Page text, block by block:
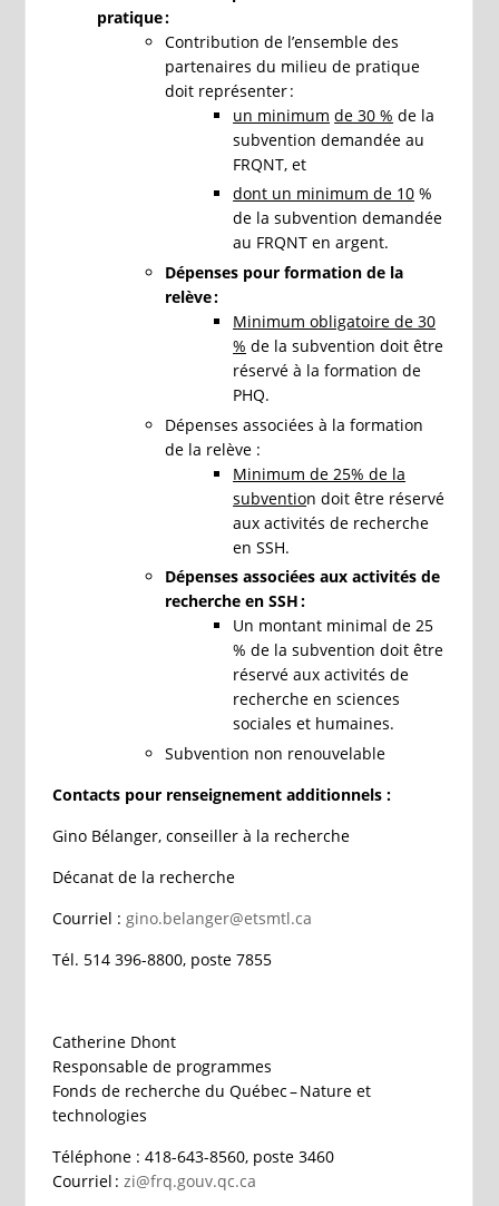
pratique :
Contribution de l’ensemble des
partenaires du milieu de pratique
doit représenter :
un minimum de 30 % de la
subvention demandée au
FRQNT, et
dont un minimum de 10 %
de la subvention demandée
au FRQNT en argent.
Dépenses pour formation de la
relève :
Minimum obligatoire de 30
% de la subvention doit être
réservé à la formation de
PHQ.
Dépenses associées à la formation
de la relève :
Minimum de 25% de la
subvention doit être réservé
aux activités de recherche
en SSH.
Dépenses associées aux activités de
recherche en SSH :
Un montant minimal de 25
% de la subvention doit être
réservé aux activités de
recherche en sciences
sociales et humaines.
Subvention non renouvelable
Contacts pour renseignement additionnels :
Gino Bélanger, conseiller à la recherche
Décanat de la recherche
Courriel : gino.belanger@etsmtl.ca
Tél. 514 396-8800, poste 7855
Catherine Dhont
Responsable de programmes
Fonds de recherche du Québec – Nature et
technologies
Téléphone : 418-643-8560, poste 3460
Courriel : zi@frq.gouv.qc.ca